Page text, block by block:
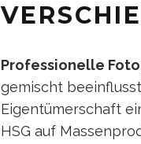
Professionelle
gemischt
Eigentümerschaft
HSG auf